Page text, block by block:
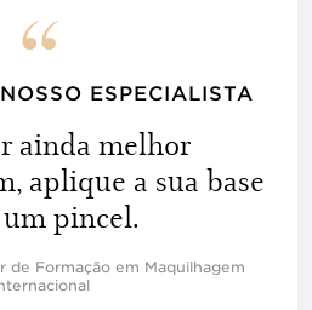
ESPECIALISTA
ainda melhor
aplique a sua base
pincel.
de Formação em Maquilhagem